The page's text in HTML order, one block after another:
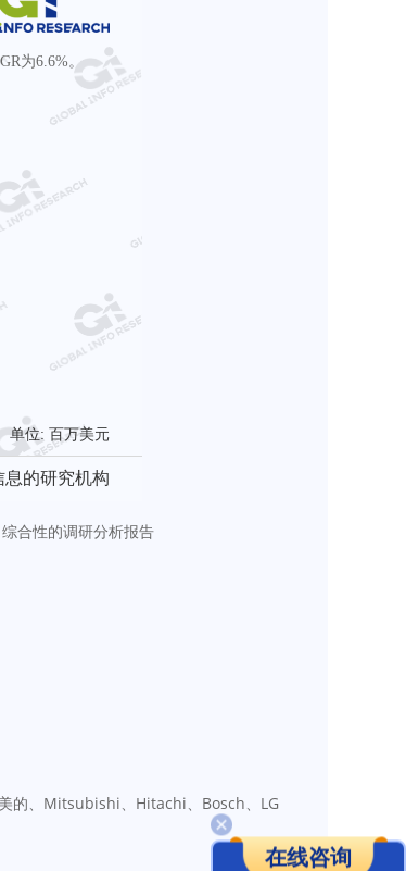
在线咨询
为6.6%。
单位: 百万美元
的研究机构
合性的调研分析报告
的、Mitsubishi、Hitachi、Bosch、LG